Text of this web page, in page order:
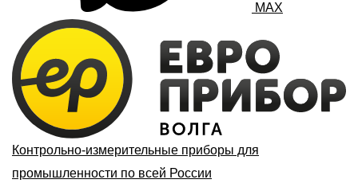
MAX
Контрольно-измерительные приборы для
промышленности по всей России